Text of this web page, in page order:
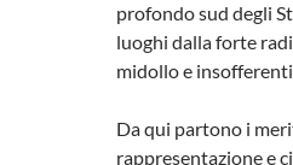
profondo sud degli
luoghi dalla forte
midollo e
Da qui partono i
rappresentazione e